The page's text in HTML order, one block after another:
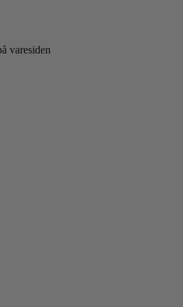
varesiden